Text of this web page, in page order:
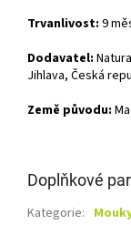
Trvanlivost: 9
Dodavatel:
Jihlava, Česká
Země původu:
Doplňkové
Kategorie: